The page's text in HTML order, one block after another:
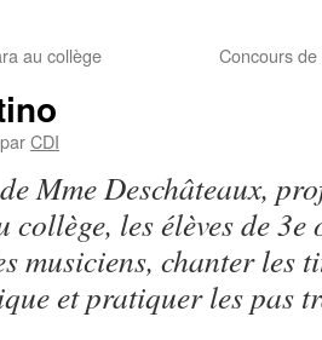
au collège Concours
parCDI
Mme Deschâteaux,
collège, les élèves de 3e
musiciens, chanter les
et pratiquer les pas